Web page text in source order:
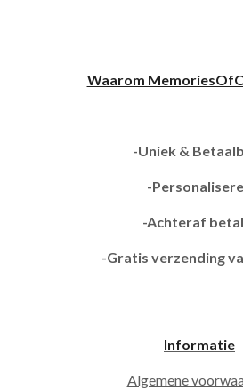
Waarom
-Uniek &
-
-Achteraf
-Gratis verzending
Informatie
Algemene